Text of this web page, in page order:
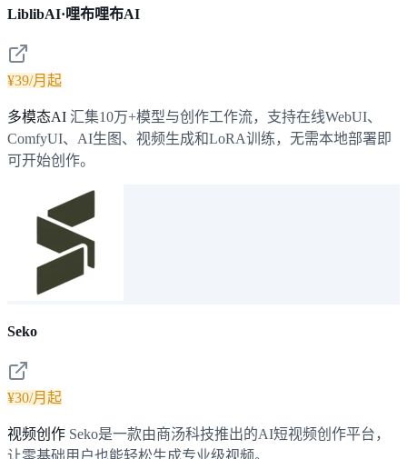
LiblibAI·哩布哩布AI
¥39/月起
多模态AI 汇集10万+模型与创作工作流，支持在线WebUI、
ComfyUI、AI生图、视频生成和LoRA训练，无需本地部署即
可开始创作。
Seko
¥30/月起
视频创作 Seko是一款由商汤科技推出的AI短视频创作平台，
让零基础用户也能轻松生成专业级视频。